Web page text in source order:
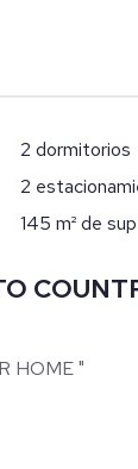
2 dormitorios
2
145 m² de
HOME "